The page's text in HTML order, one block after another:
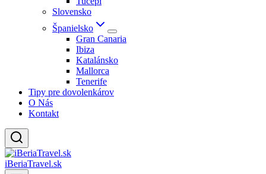
Slovensko
Španielsko
Gran Canaria
Ibiza
Katalánsko
Mallorca
Tenerife
Tipy pre dovolenkárov
O Nás
Kontakt
iBeriaTravel.sk